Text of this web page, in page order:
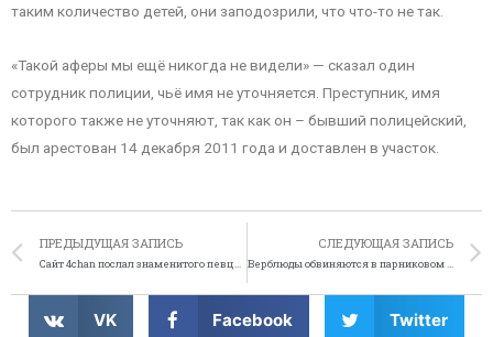
таким количество детей, они заподозрили, что что-то не так.
«Такой аферы мы ещё никогда не видели» — сказал один
сотрудник полиции, чьё имя не уточняется. Преступник, имя
которого также не уточняют, так как он – бывший полицейский,
был арестован 14 декабря 2011 года и доставлен в участок.
ПРЕДЫДУЩАЯ ЗАПИСЬ
Сайт 4chan послал знаменитого певца в Корею
СЛЕДУЮЩАЯ ЗАПИСЬ
Верблюды обвиняются в парниковом эффекте
VK Facebook Twitter